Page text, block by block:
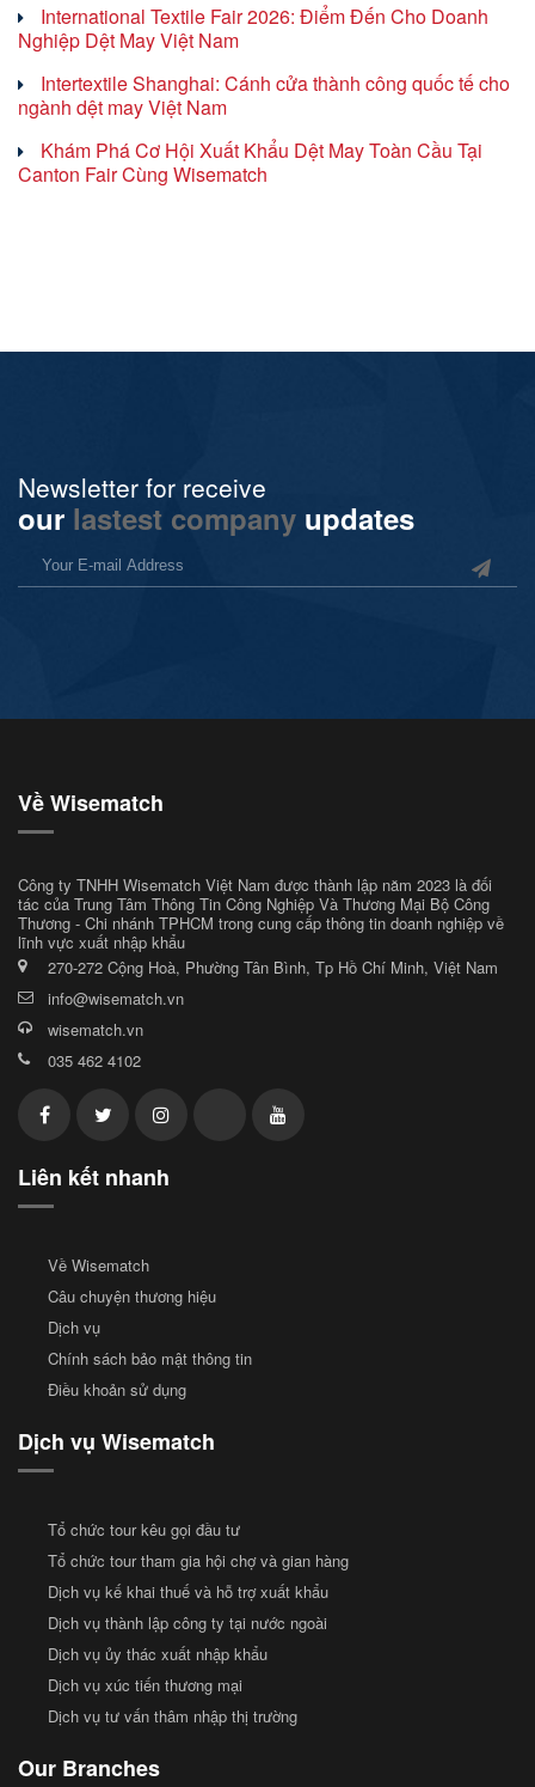
International Textile Fair 2026: Điểm Đến Cho Doanh
Nghiệp Dệt May Việt Nam
Intertextile Shanghai: Cánh cửa thành công quốc tế cho
ngành dệt may Việt Nam
Khám Phá Cơ Hội Xuất Khẩu Dệt May Toàn Cầu Tại
Canton Fair Cùng Wisematch
Newsletter for receive
our lastest company updates
Về Wisematch
Công ty TNHH Wisematch Việt Nam được thành lập năm 2023 là đối
tác của Trung Tâm Thông Tin Công Nghiệp Và Thương Mại Bộ Công
Thương - Chi nhánh TPHCM trong cung cấp thông tin doanh nghiệp về
lĩnh vực xuất nhập khẩu
270-272 Cộng Hoà, Phường Tân Bình, Tp Hồ Chí Minh, Việt Nam
info@wisematch.vn
wisematch.vn
035 462 4102
Liên kết nhanh
Về Wisematch
Câu chuyện thương hiệu
Dịch vụ
Chính sách bảo mật thông tin
Điều khoản sử dụng
Dịch vụ Wisematch
Tổ chức tour kêu gọi đầu tư
Tổ chức tour tham gia hội chợ và gian hàng
Dịch vụ kế khai thuế và hỗ trợ xuất khẩu
Dịch vụ thành lập công ty tại nước ngoài
Dịch vụ ủy thác xuất nhập khẩu
Dịch vụ xúc tiến thương mại
Dịch vụ tư vấn thâm nhập thị trường
Our Branches